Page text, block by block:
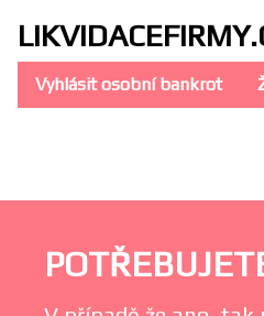
LIKVIDACE
Vyhlásit osobní bankrot